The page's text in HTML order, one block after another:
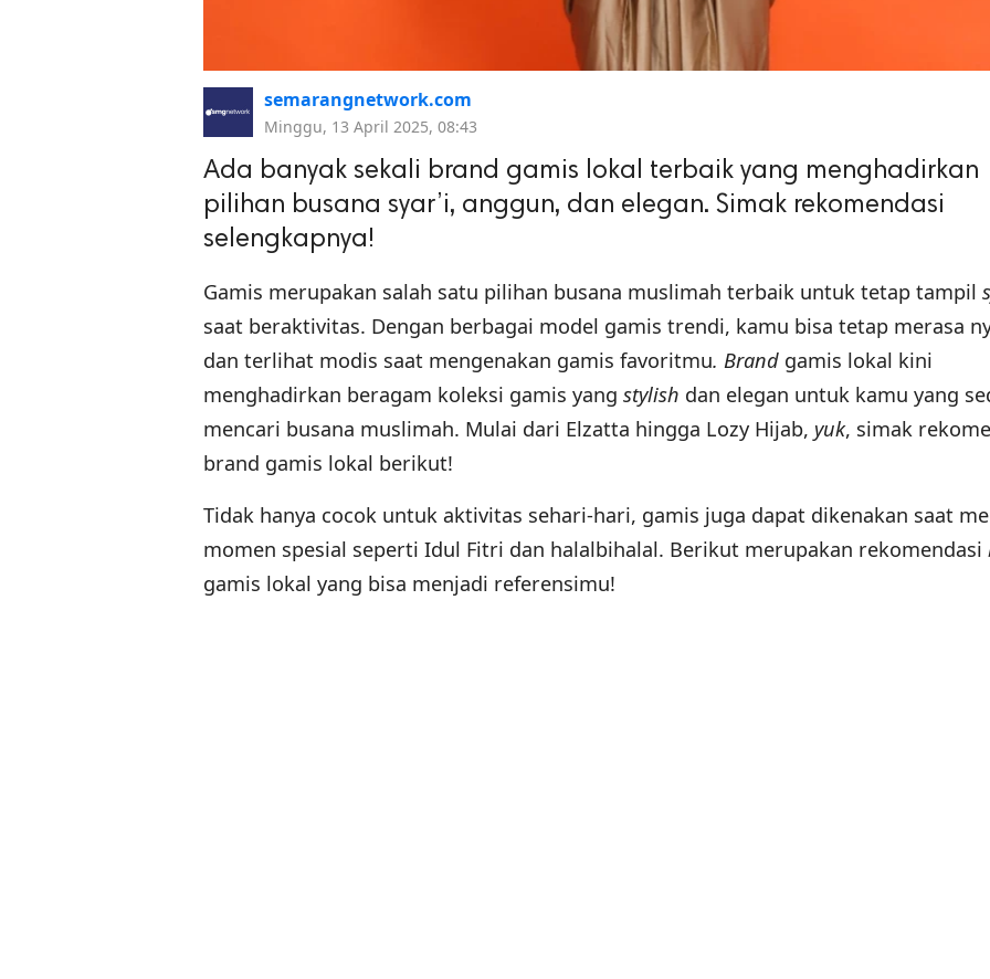
semarangnetwork.com
Minggu, 13 April 2025, 08:43
Ada banyak sekali brand gamis lokal terbaik yang menghadirkan
pilihan busana syar’i, anggun, dan elegan. Simak rekomendasi
selengkapnya!
Gamis merupakan salah satu pilihan busana muslimah terbaik untuk tetap tampil
saat beraktivitas. Dengan berbagai model gamis trendi, kamu bisa tetap merasa
dan terlihat modis saat mengenakan gamis favoritmu. Brand gamis lokal kini
menghadirkan beragam koleksi gamis yang stylish dan elegan untuk kamu yang
mencari busana muslimah. Mulai dari Elzatta hingga Lozy Hijab, yuk, simak
brand gamis lokal berikut!
Tidak hanya cocok untuk aktivitas sehari-hari, gamis juga dapat dikenakan saat
momen spesial seperti Idul Fitri dan halalbihalal. Berikut merupakan rekomendasi
gamis lokal yang bisa menjadi referensimu!